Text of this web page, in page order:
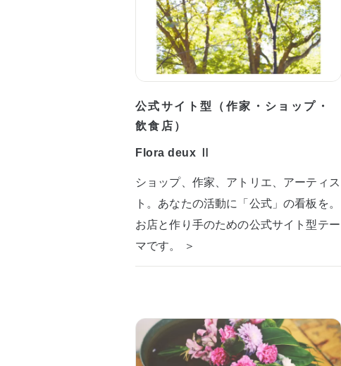
公式サイト型（作家・ショップ・
飲食店）
Flora deux Ⅱ
ショップ、作家、アトリエ、アーティス
ト。あなたの活動に「公式」の看板を。
お店と作り手のための公式サイト型テー
マです。 ＞